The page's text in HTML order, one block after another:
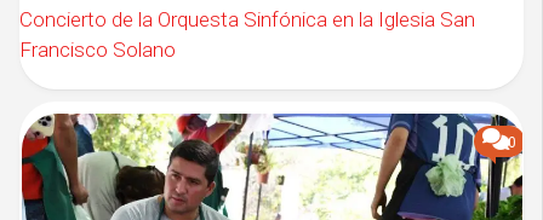
Concierto de la Orquesta Sinfónica en la Iglesia San
Francisco Solano
0